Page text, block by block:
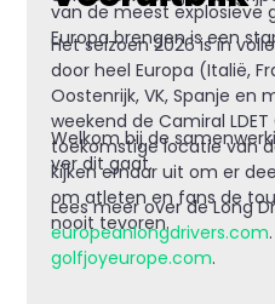
van de meest explosieve
Europa brengen is een
Het seizoen 2026 is in
door heel Europa (Italië,
Oostenrijk, VK, Spanje en
weekend de Camiral
toekomstige locatie van
kijken ernaar uit om er
om atleten en fans de
nooit tevoren.
Welkom bij de
ver dit gaat.
Lees meer over de Long
europeanlongdrivers.com
golfjoyeurope.com.